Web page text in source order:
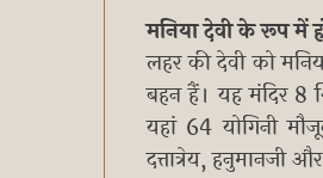
मनिया देवी के रूप में
लहर की देवी को
बहन हैं। यह मंदिर 8
यहां 64 योगिनी
दत्तात्रेय, हनुमानजी